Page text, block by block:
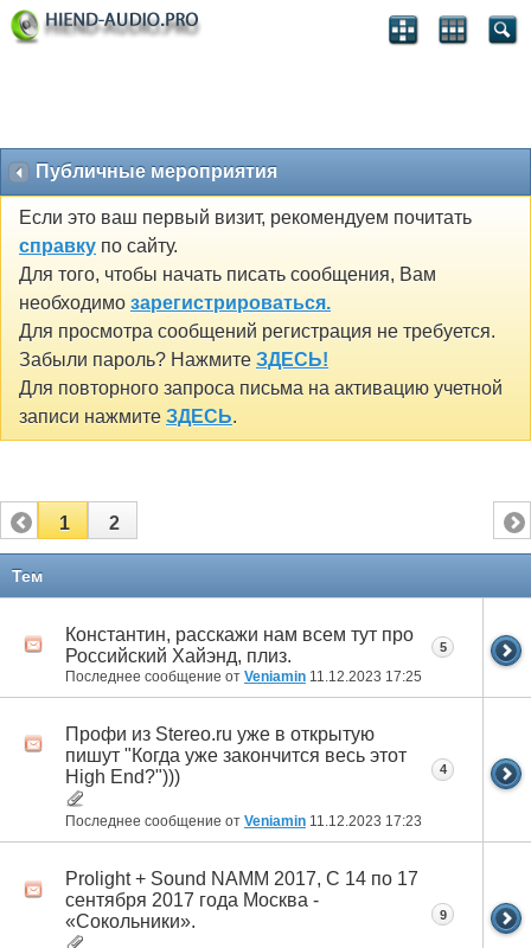
Публичные мероприятия
Если это ваш первый визит, рекомендуем почитать
справку по сайту.
Для того, чтобы начать писать сообщения, Вам
необходимо зарегистрироваться.
Для просмотра сообщений регистрация не требуется.
Забыли пароль? Нажмите ЗДЕСЬ!
Для повторного запроса письма на активацию учетной
записи нажмите ЗДЕСЬ.
1 2
Тем
Константин, расскажи нам всем тут про
Российский Хайэнд, плиз.
Последнее сообщение от Veniamin 11.12.2023 17:25
5
Профи из Stereo.ru уже в открытую
пишут "Когда уже закончится весь этот
High End?")))
Последнее сообщение от Veniamin 11.12.2023 17:23
4
Prolight + Sound NAMM 2017, С 14 по 17
сентября 2017 года Москва -
«Сокольники».
9